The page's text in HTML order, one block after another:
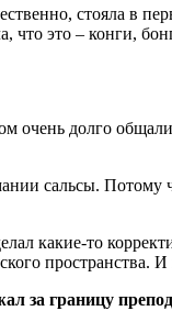
стояла в
что это – конги,
очень долго
сальсы. Потому
какие-то
за границу